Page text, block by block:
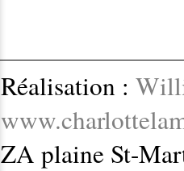
Réalisation :
ZA plaine St-